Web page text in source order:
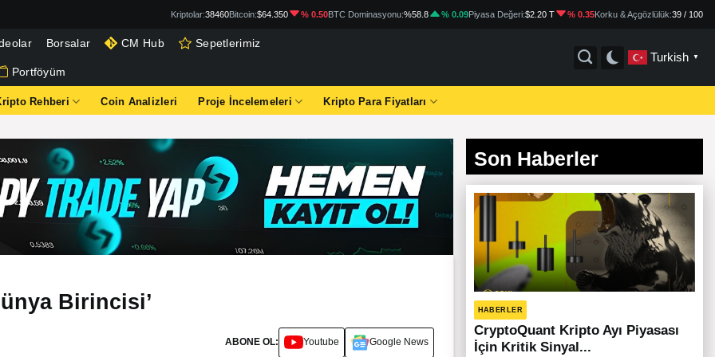
Kriptolar:38460Bitcoin:$64.350 % 0.50BTC Dominasyonu:%58.8 % 0.09Piyasa Değeri:$2.20 T % 0.35Korku & Açgözlülük:39 / 100
Borsalar CM Hub Sepetlerimiz
Portföyüm
Turkish ▼
Rehberi Coin Analizleri Proje İncelemeleri Kripto Para Fiyatları
Birincisi’
ABONE OL: Youtube Google News
Son Haberler
HABERLER
CryptoQuant Kripto Ayı Piyasası
İçin Kritik Sinyal...